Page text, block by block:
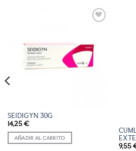
LISTA
DE
DESEOS
SEIDIGYN 30G
14,25 €
AÑADIR AL CARRITO
9,55